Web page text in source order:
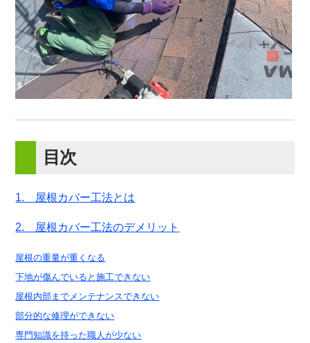
目次
1. 屋根カバー工法とは
2. 屋根カバー工法のデメリット
屋根の重量が重くなる
下地が傷んでいると施工できない
屋根内部までメンテナンスできない
部分的な修理ができない
専門知識を持った職人が少ない